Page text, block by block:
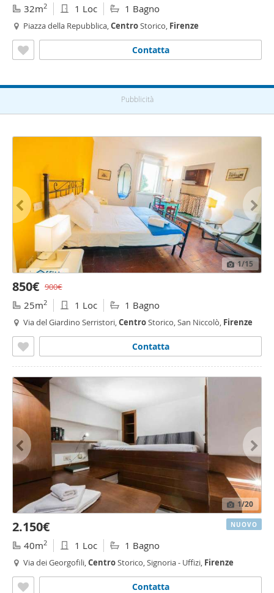
32m2 1 Loc 1 Bagno
Piazza della Repubblica,CentroStorico, Firenze
Contatta
Pubblicità
1/15
850€ 900€
25m2 1 Loc 1 Bagno
Via del Giardino Serristori,CentroStorico, San Niccolò, Firenze
Contatta
1/20
2.150€
40m2 1 Loc 1 Bagno
Via dei Georgofili,CentroStorico, Signoria - Uffizi, Firenze
Contatta
NUOVO